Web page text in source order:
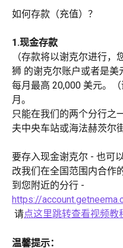
如何存款（充值）？
1.现金存款
（存款将以谢克尔进行，
狮 的谢克尔账户或者是美
每月最高 20,000 美元。
月。
只能在我们的两个分行之
夫中央车站或海法赫茨尔
要存入现金谢克尔 - 也可
改我们在全国范围内合作
到您附近的分行 -
https://
请点这里跳转查看视频教
温馨提示：